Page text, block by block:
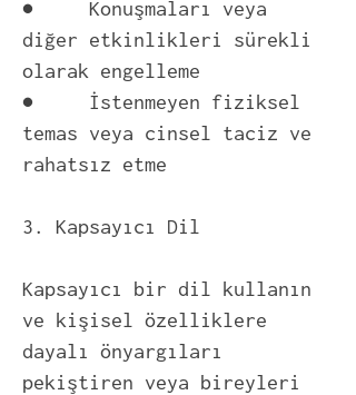
● Konuşmaları veya
diğer etkinlikleri sürekli
olarak engelleme
● İstenmeyen fiziksel
temas veya cinsel taciz ve
rahatsız etme
3. Kapsayıcı Dil
Kapsayıcı bir dil kullanın
ve kişisel özelliklere
dayalı önyargıları
pekiştiren veya bireyleri